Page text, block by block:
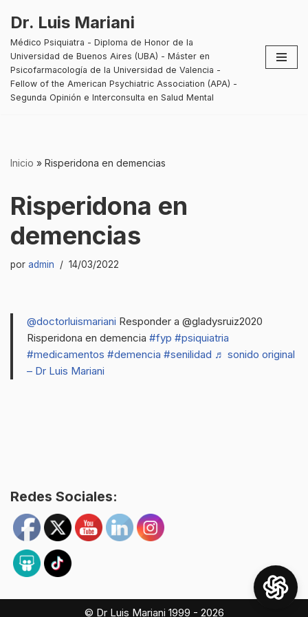
Saltar
al
contenido
Dr. Luis Mariani
Médico Psiquiatra - Diploma de Honor de la
Universidad de Buenos Aires (UBA) - Máster en
Psicofarmacología de la Universidad de Valencia -
Fellow of the American Psychiatric Association (APA) -
Segunda Opinión e Interconsulta en Salud Mental
Inicio » Risperidona en demencias
Risperidona en
demencias
por admin 14/03/2022
@doctorluismariani Responder a @gladysruiz2020
Risperidona en demencia #fyp #psiquiatria
#medicamentos #demencia #senilidad ♬ sonido original
– Dr Luis Mariani
Redes Sociales:
© Dr Luis Mariani 1999 - 2026